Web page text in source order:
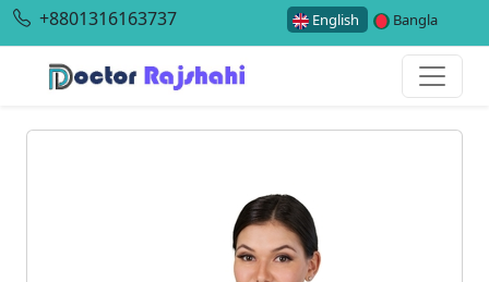
+8801316163737 English Bangla